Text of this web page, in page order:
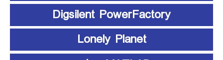
Digsilent PowerFactory
Lonely Planet